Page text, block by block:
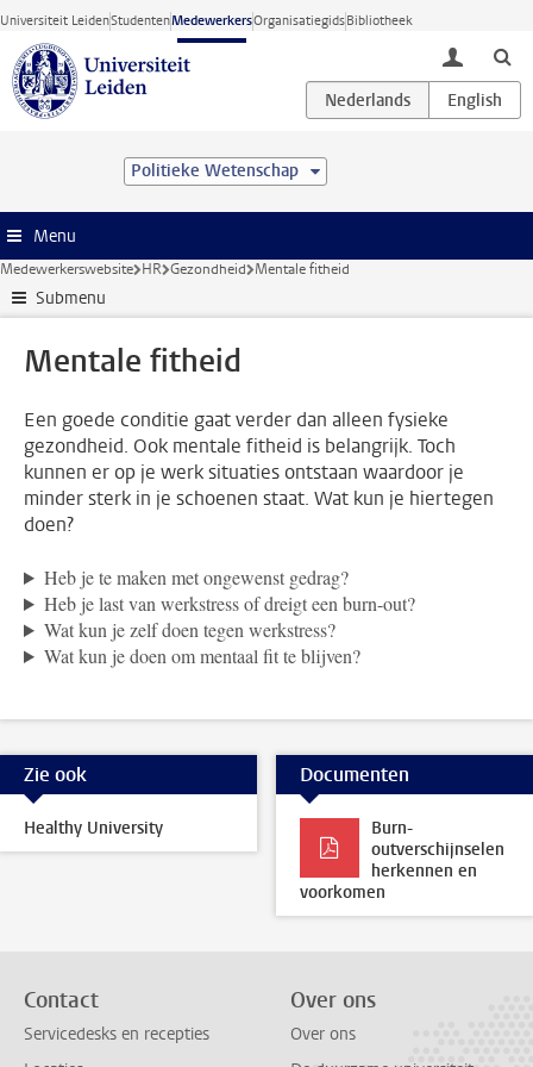
Ga direct naar de inhoud
Universiteit LeidenStudentenMedewerkersOrganisatiegidsBibliotheek
toggle
Politieke Wetenschap
Menu
Medewerkerswebsite HR Gezondheid Mentale fitheid
Submenu
Mentale fitheid
Een goede conditie gaat verder dan alleen fysieke
gezondheid. Ook mentale fitheid is belangrijk. Toch
kunnen er op je werk situaties ontstaan waardoor je
minder sterk in je schoenen staat. Wat kun je hiertegen
doen?
Heb je te maken met ongewenst gedrag?
Heb je last van werkstress of dreigt een burn-out?
Wat kun je zelf doen tegen werkstress?
Wat kun je doen om mentaal fit te blijven?
Zie ook
Healthy University
Documenten
Burn-
outverschijnselen
herkennen en
voorkomen
Contact
Servicedesks en recepties
Over ons
Over ons